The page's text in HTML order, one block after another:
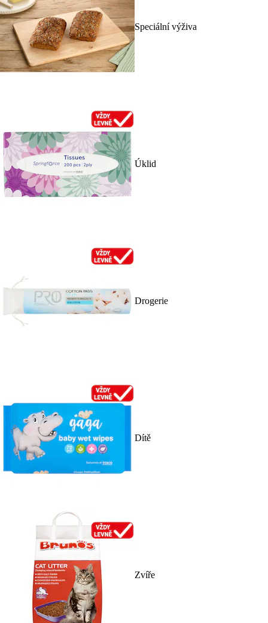
Speciální výživa
Úklid
Drogerie
Dítě
Zvíře